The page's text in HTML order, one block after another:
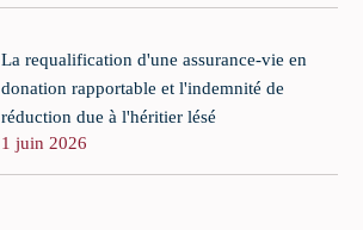
La requalification d'une assurance-vie en
donation rapportable et l'indemnité de
réduction due à l'héritier lésé
1 juin 2026